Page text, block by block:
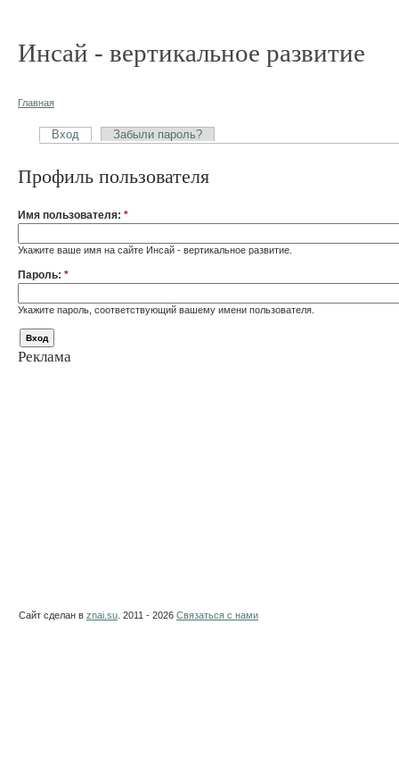
Инсай - вертикальное развитие
Главная
Вход Забыли пароль?
Профиль пользователя
Имя пользователя: *
Укажите ваше имя на сайте Инсай - вертикальное развитие.
Пароль: *
Укажите пароль, соответствующий вашему имени пользователя.
Реклама
Сайт сделан в znai.su . 2011 - 2026 Связаться с нами